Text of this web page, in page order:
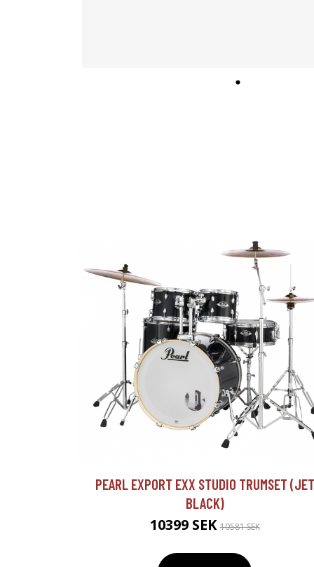
PEARL EXPORT EXX STUDIO TRUMSET (JET
BLACK)
10399 SEK10581 SEK